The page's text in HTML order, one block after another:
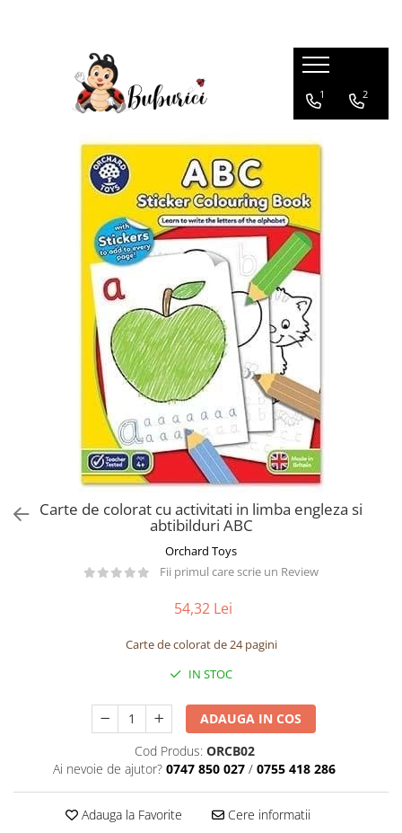
Construcții
5-7 Ani
1 2
Carte de colorat cu activitati in limba engleza si
abtibilduri ABC
Orchard Toys
Fii primul care scrie un Review
54,32 Lei
Carte de colorat de 24 pagini
IN STOC
ADAUGA IN COS
Cod Produs: ORCB02
Ai nevoie de ajutor? 0747 850 027 / 0755 418 286
Adauga la Favorite Cere informatii